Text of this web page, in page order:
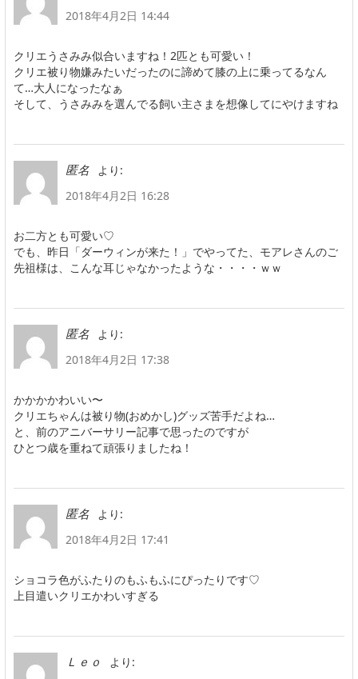
2018年4月2日 14:44
クリエうさみみ似合いますね！2匹とも可愛い！
クリエ被り物嫌みたいだったのに諦めて膝の上に乗ってるなん
て…大人になったなぁ
そして、うさみみを選んでる飼い主さまを想像してにやけますね
匿名
より:
2018年4月2日 16:28
お二方とも可愛い♡
でも、昨日「ダーウィンが来た！」でやってた、モアレさんのご
先祖様は、こんな耳じゃなかったような・・・・ｗｗ
匿名
より:
2018年4月2日 17:38
かかかかわいい〜
クリエちゃんは被り物(おめかし)グッズ苦手だよね…
と、前のアニバーサリー記事で思ったのですが
ひとつ歳を重ねて頑張りましたね！
匿名
より:
2018年4月2日 17:41
ショコラ色がふたりのもふもふにぴったりです♡
上目遣いクリエかわいすぎる
Ｌｅｏ
より: